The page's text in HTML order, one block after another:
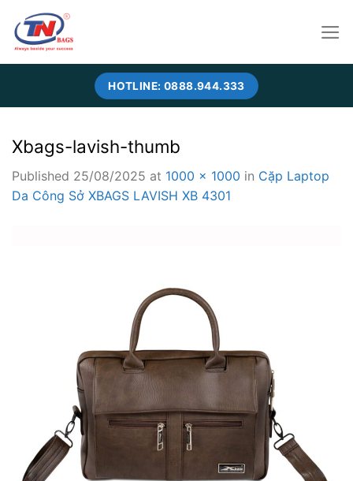
content
HOTLINE: 0888.944.333
Xbags-lavish-thumb
Published 25/08/2025 at 1000 × 1000 in Cặp Laptop
Da Công Sở XBAGS LAVISH XB 4301